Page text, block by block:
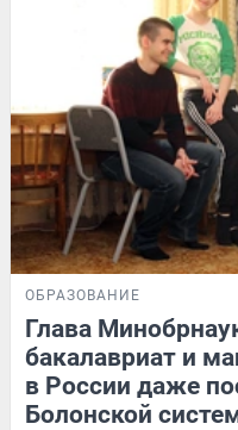
ОБРАЗОВАНИЕ
Глава
бакалавриат и
в России даже
Болонской